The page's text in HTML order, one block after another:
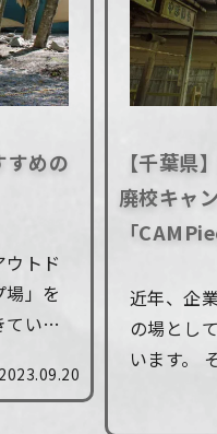
すめの
トド
」を
いま
柄」に
2023.09.20
【千葉県
廃校キャ
「
近年、企
の場とし
います。
東のキ